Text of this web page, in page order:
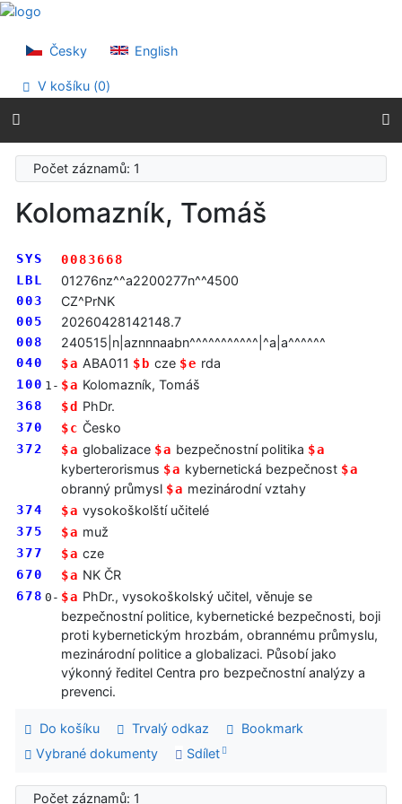
Přejít na obsah
Prohlášení o webové přístupnosti
Česky English
V košíku (0)
Počet záznamů: 1
Kolomazník, Tomáš
SYS
0083668
LBL
01276nz^^a2200277n^^4500
003 CZ^PrNK
005 20260428142148.7
008 240515|n|aznnnaabn^^^^^^^^^^^|^a|a^^^^^^
040 $a ABA011 $b cze $e rda
100 1- $a Kolomazník, Tomáš
368 $d PhDr.
370 $c Česko
372 $a globalizace $a bezpečnostní politika $a
kyberterorismus $a kybernetická bezpečnost $a
obranný průmysl $a mezinárodní vztahy
374 $a vysokoškolští učitelé
375 $a muž
377 $a cze
670 $a NK ČR
678 0- $a PhDr., vysokoškolský učitel, věnuje se
bezpečnostní politice, kybernetické bezpečnosti, boji
proti kybernetickým hrozbám, obrannému průmyslu,
mezinárodní politice a globalizaci. Působí jako
výkonný ředitel Centra pro bezpečnostní analýzy a
prevenci.
Do košíku Trvalý odkaz
Bookmark
Vybrané dokumenty
Sdílet
Počet záznamů: 1